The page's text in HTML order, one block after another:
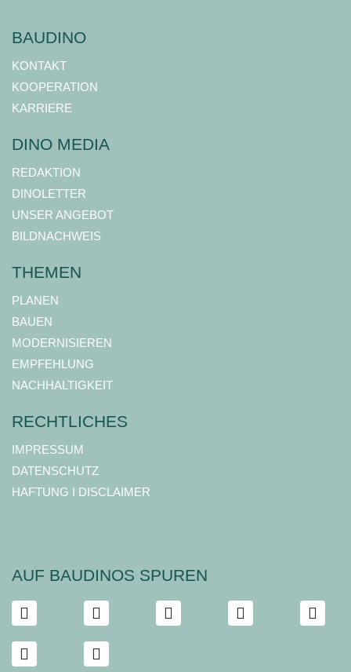
BAUDINO
KONTAKT
KOOPERATION
KARRIERE
DINO MEDIA
REDAKTION
DINOLETTER
UNSER ANGEBOT
BILDNACHWEIS
THEMEN
PLANEN
BAUEN
MODERNISIEREN
EMPFEHLUNG
NACHHALTIGKEIT
RECHTLICHES
IMPRESSUM
DATENSCHUTZ
HAFTUNG I DISCLAIMER
AUF BAUDINOS SPUREN